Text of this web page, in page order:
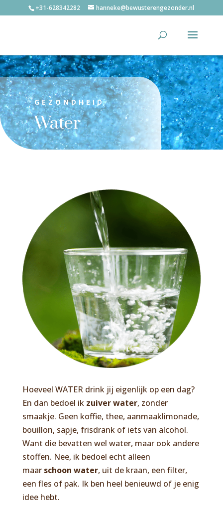
+31-628342282 hanneke@bewusterengezonder.nl
GEZONDHEID
Water
Hoeveel WATER drink jij eigenlijk op een dag?
En dan bedoel ik zuiver water, zonder
smaakje. Geen koffie, thee, aanmaaklimonade,
bouillon, sapje, frisdrank of iets van alcohol.
Want die bevatten wel water, maar ook andere
stoffen. Nee, ik bedoel echt alleen
maar schoon water, uit de kraan, een filter,
een fles of pak. Ik ben heel benieuwd of je enig
idee hebt.